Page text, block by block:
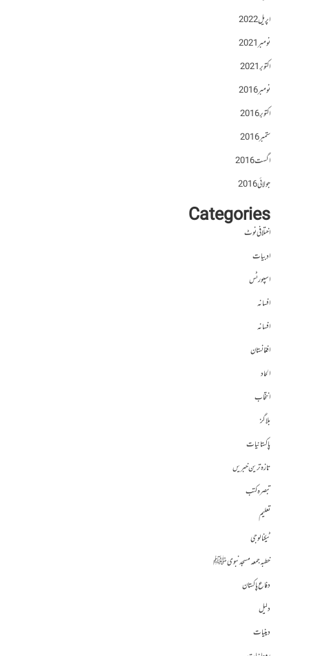
اپریل 2022
نومبر 2021
اکتوبر 2021
نومبر 2016
اکتوبر 2016
ستمبر 2016
اگست 2016
جولائی 2016
Categories
اختلافی نوٹ
ادبیات
اسپورٹس
افسانہ
افسانہ
افغانستان
الحاد
انتخاب
بلاگز
پاکستانیات
تازہ ترین خبریں
تبصرہ کتب
تعلیم
ٹیکنالوجی
خطبہ جمعہ مسجد نبوی ﷺ
دفاع پاکستان
دلیل
دینیات